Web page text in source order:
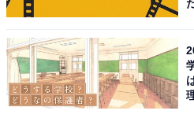
pioneer「型TVM-FW1300-2-B